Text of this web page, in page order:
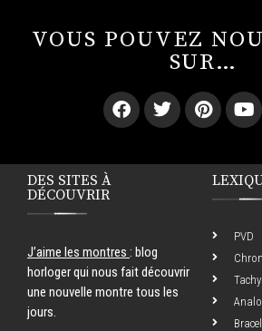
VOUS POUVEZ
SUR…
DES SITES À
DÉCOUVRIR
J’aime les montres : blog
horloger qui nous fait découvrir
une nouvelle montre tous les
jours.
PVD